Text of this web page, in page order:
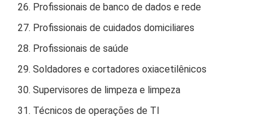
Profissionais de banco de dados e rede
Profissionais de cuidados domiciliares
Profissionais de saúde
Soldadores e cortadores oxiacetilênicos
Supervisores de limpeza e limpeza
Técnicos de operações de TI